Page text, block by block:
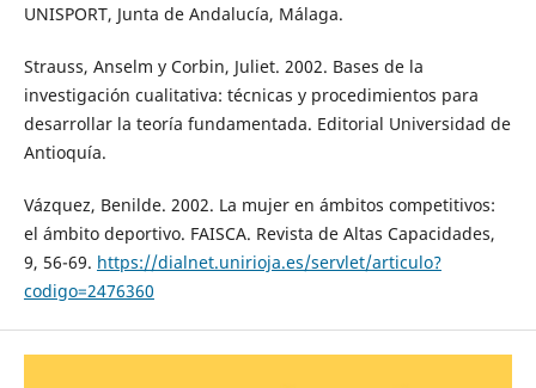
UNISPORT, Junta de Andalucía, Málaga.
Strauss, Anselm y Corbin, Juliet. 2002. Bases de la
investigación cualitativa: técnicas y procedimientos para
desarrollar la teoría fundamentada. Editorial Universidad de
Antioquía.
Vázquez, Benilde. 2002. La mujer en ámbitos competitivos:
el ámbito deportivo. FAISCA. Revista de Altas Capacidades,
9, 56-69. https://dialnet.unirioja.es/servlet/articulo?
codigo=2476360